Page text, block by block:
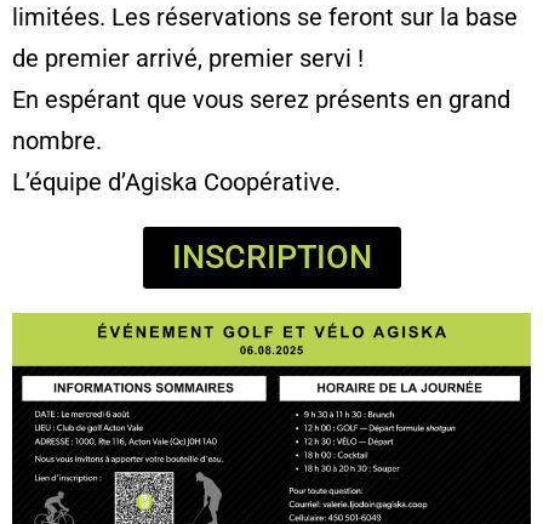
limitées. Les réservations se feront sur la base
de premier arrivé, premier servi !
En espérant que vous serez présents en grand
nombre.
L’équipe d’Agiska Coopérative.
INSCRIPTION